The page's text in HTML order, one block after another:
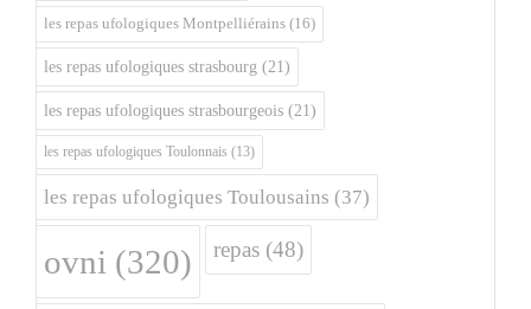
les repas ufologiques Montpelliérains (16)
les repas ufologiques strasbourg (21)
les repas ufologiques strasbourgeois (21)
les repas ufologiques Toulonnais (13)
les repas ufologiques Toulousains (37)
ovni (320) repas (48)